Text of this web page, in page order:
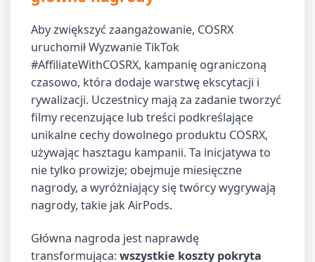
Aby zwiększyć zaangażowanie, COSRX
uruchomił Wyzwanie TikTok
#AffiliateWithCOSRX, kampanię ograniczoną
czasowo, która dodaje warstwę ekscytacji i
rywalizacji. Uczestnicy mają za zadanie tworzyć
filmy recenzujące lub treści podkreślające
unikalne cechy dowolnego produktu COSRX,
używając hasztagu kampanii. Ta inicjatywa to
nie tylko prowizje; obejmuje miesięczne
nagrody, a wyróżniający się twórcy wygrywają
nagrody, takie jak AirPods.
Główna nagroda jest naprawdę
transformująca:wszystkie koszty pokryta